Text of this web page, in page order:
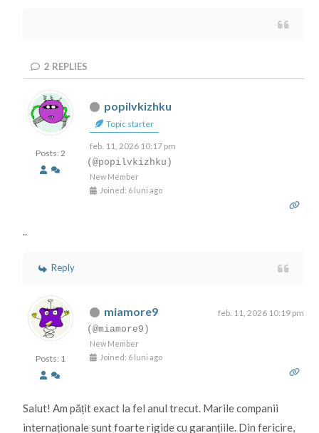
2 REPLIES
Posts: 2
popilvkizhku
Topic starter
feb. 11, 2026 10:17 pm
(@popilvkizhku)
New Member
Joined: 6 luni ago
..
Reply
Posts: 1
miamore9
feb. 11, 2026 10:19 pm
(@miamore9)
New Member
Joined: 6 luni ago
Salut! Am pățit exact la fel anul trecut. Marile companii
internaționale sunt foarte rigide cu garanțiile. Din fericire,